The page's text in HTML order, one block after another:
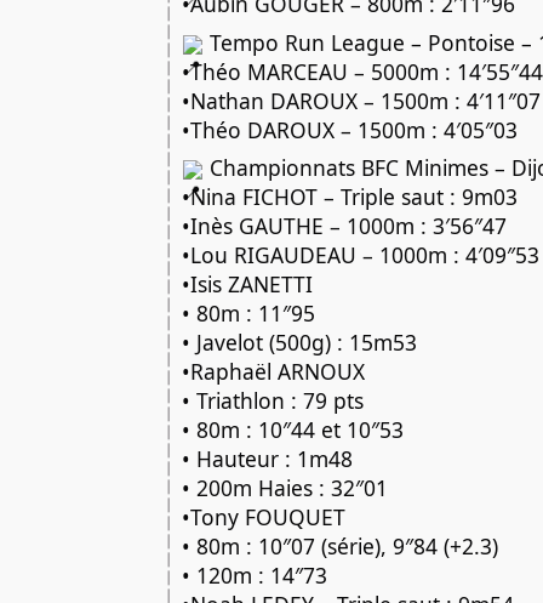
Tempo Run League – Pontoise –
•Théo MARCEAU – 5000m : 14′55″44
•Nathan DAROUX – 1500m : 4′11″07
•Théo DAROUX – 1500m : 4′05″03
Championnats BFC Minimes –
•Nina FICHOT – Triple saut : 9m03
•Inès GAUTHE – 1000m : 3′56″47
•Lou RIGAUDEAU – 1000m : 4′09″53
•Isis ZANETTI
• 80m : 11″95
• Javelot (500g) : 15m53
•Raphaël ARNOUX
• Triathlon : 79 pts
• 80m : 10″44 et 10″53
• Hauteur : 1m48
• 200m Haies : 32″01
•Tony FOUQUET
• 80m : 10″07 (série), 9″84 (+2.3)
• 120m : 14″73